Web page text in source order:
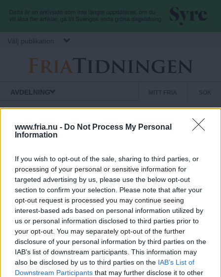
www.fria.nu - Do Not Process My Personal
Information
If you wish to opt-out of the sale, sharing to third parties, or
processing of your personal or sensitive information for
targeted advertising by us, please use the below opt-out
section to confirm your selection. Please note that after your
opt-out request is processed you may continue seeing
interest-based ads based on personal information utilized by
us or personal information disclosed to third parties prior to
your opt-out. You may separately opt-out of the further
disclosure of your personal information by third parties on the
IAB’s list of downstream participants. This information may
also be disclosed by us to third parties on the IAB’s List of
Downstream Participants that may further disclose it to other
Hoppa till huvudinnehåll
Välj publikation
F
a
N
u
AVDELNING
u
d
ä
r
m
e
n
y
Njut av uteträning i vinter
Äntligen vinter! utbrister många när graderna nu börjar öka på
”rätt” sida av nollstrecket. Andra ser minusgraderna som skäl att
undvika all utomhusvistelse, inte minst träning. Men det finns
mycket att vinna på att trotsa kylan och ge sig ut och träna. Fria
Tidningen
Cykling med mersmak
Att äntligen svinga sig upp på cykeln efter denna kalla vinter med
sina förrädiskt hala isgator är något många längtat efter. Andra
trotsar halkan och rullar ihärdigt på året runt. Fria Tidningen